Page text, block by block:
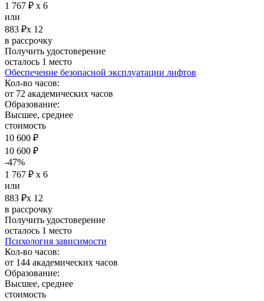
1 767 ₽ х 6
или
883 ₽х 12
в рассрочку
Получить удостоверение
осталось 1 место
Обеспечение безопасной эксплуатации лифтов
Кол-во часов:
от 72 академических часов
Образование:
Высшее, среднее
стоимость
10 600 ₽
10 600 ₽
-47%
1 767 ₽ х 6
или
883 ₽х 12
в рассрочку
Получить удостоверение
осталось 1 место
Психология зависимости
Кол-во часов:
от 144 академических часов
Образование:
Высшее, среднее
стоимость